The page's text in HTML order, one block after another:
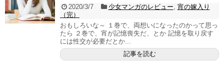
2020/3/7 少女マンガのレビュー, 宵の嫁入り
（完）
おもしろいな～ １巻で、両想いになったのかって思っ
たら ２巻で、宵が記憶喪失だ、とか 記憶を取り戻す
には性交が必要だとか...
記事を読む